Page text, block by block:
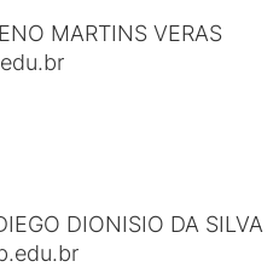
MARTINS VERAS
DIONISIO DA SILVA